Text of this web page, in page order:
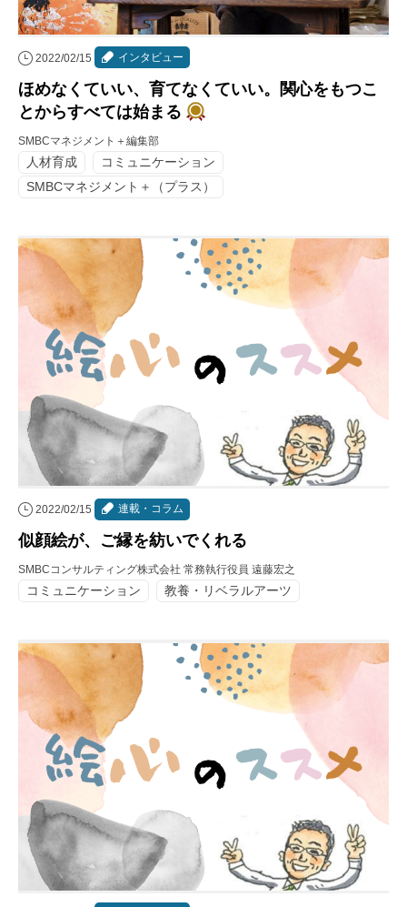
2022/02/15 インタビュー
ほめなくていい、育てなくていい。関心をもつこ
とからすべては始まる
SMBCマネジメント＋編集部
人材育成
コミュニケーション
SMBCマネジメント＋（プラス）
2022/02/15 連載・コラム
似顔絵が、ご縁を紡いでくれる
SMBCコンサルティング株式会社 常務執行役員 遠藤宏之
コミュニケーション 教養・リベラルアーツ